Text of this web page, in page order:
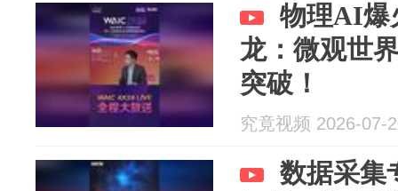
物理AI爆
龙：微观世
突破！
究竟视频 2026-07-
数据采集